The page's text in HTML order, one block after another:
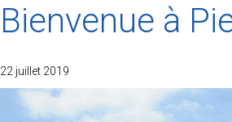
Bienvenue à
22 juillet 2019